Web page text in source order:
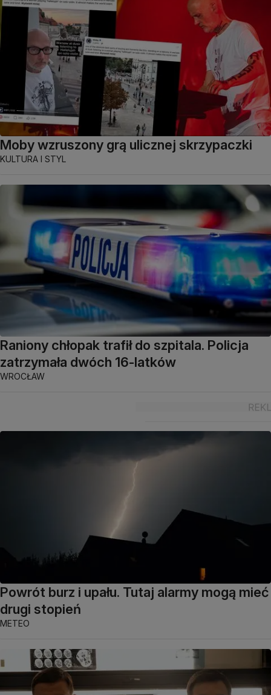
Moby wzruszony grą ulicznej skrzypaczki
KULTURA I STYL
Raniony chłopak trafił do szpitala. Policja
zatrzymała dwóch 16-latków
WROCŁAW
Powrót burz i upału. Tutaj alarmy mogą mieć
drugi stopień
METEO